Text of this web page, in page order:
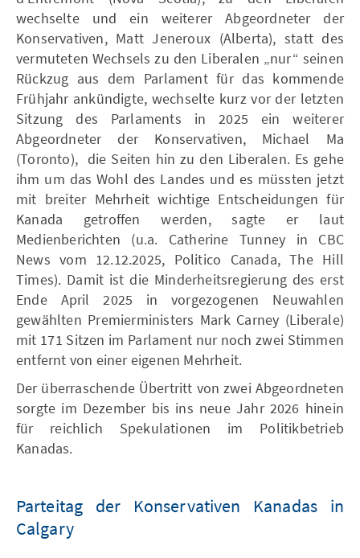
wechselte und ein weiterer Abgeordneter der
Konservativen, Matt Jeneroux (Alberta), statt des
vermuteten Wechsels zu den Liberalen „nur“ seinen
Rückzug aus dem Parlament für das kommende
Frühjahr ankündigte, wechselte kurz vor der letzten
Sitzung des Parlaments in 2025 ein weiterer
Abgeordneter der Konservativen, Michael Ma
(Toronto), die Seiten hin zu den Liberalen. Es gehe
ihm um das Wohl des Landes und es müssten jetzt
mit breiter Mehrheit wichtige Entscheidungen für
Kanada getroffen werden, sagte er laut
Medienberichten (u.a. Catherine Tunney in CBC
News vom 12.12.2025, Politico Canada, The Hill
Times). Damit ist die Minderheitsregierung des erst
Ende April 2025 in vorgezogenen Neuwahlen
gewählten Premierministers Mark Carney (Liberale)
mit 171 Sitzen im Parlament nur noch zwei Stimmen
entfernt von einer eigenen Mehrheit.
Der überraschende Übertritt von zwei Abgeordneten
sorgte im Dezember bis ins neue Jahr 2026 hinein
für reichlich Spekulationen im Politikbetrieb
Kanadas.
Parteitag der Konservativen Kanadas in
Calgary